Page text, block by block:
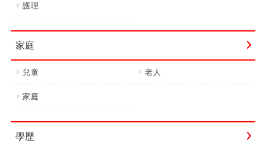
護理
家庭
兒童 老人
家庭
學歷